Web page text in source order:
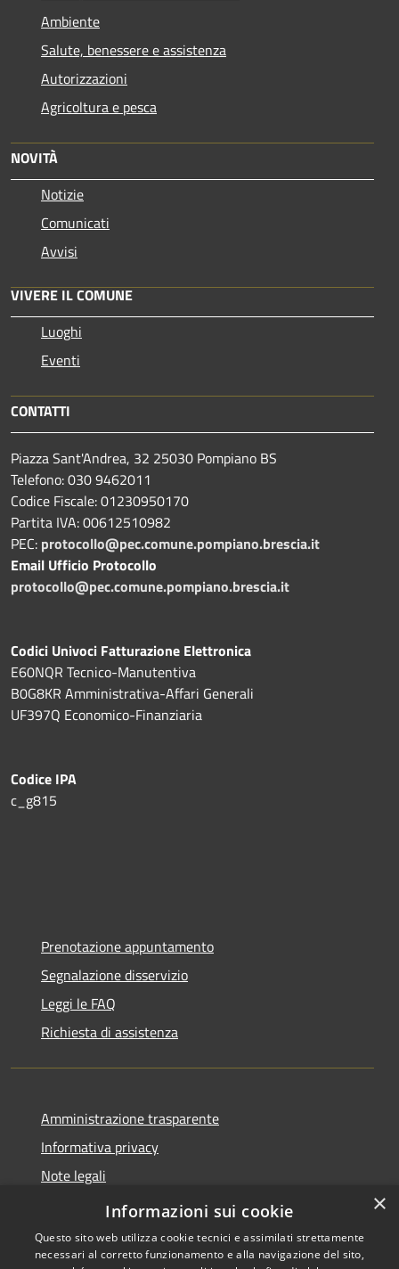
Ambiente
Salute, benessere e assistenza
Autorizzazioni
Agricoltura e pesca
NOVITÀ
Notizie
Comunicati
Avvisi
VIVERE IL COMUNE
Luoghi
Eventi
CONTATTI
Piazza Sant'Andrea, 32 25030 Pompiano BS
Telefono: 030 9462011
Codice Fiscale: 01230950170
Partita IVA: 00612510982
PEC: protocollo@pec.comune.pompiano.brescia.it
Email Ufficio Protocollo
protocollo@pec.comune.pompiano.brescia.it
Codici Univoci Fatturazione Elettronica
E60NQR Tecnico-Manutentiva
B0G8KR Amministrativa-Affari Generali
UF397Q Economico-Finanziaria
Codice IPA
c_g815
Prenotazione appuntamento
Segnalazione disservizio
Leggi le FAQ
Richiesta di assistenza
Amministrazione trasparente
Informativa privacy
Note legali
Dichiarazione di accessibilità
×
Informazioni sui cookie
Questo sito web utilizza cookie tecnici e assimilati strettamente
necessari al corretto funzionamento e alla navigazione del sito,